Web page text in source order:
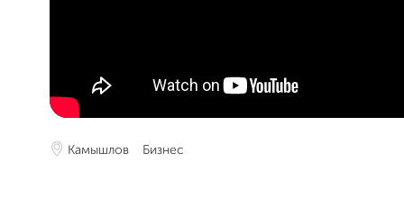
Камышлов Бизнес